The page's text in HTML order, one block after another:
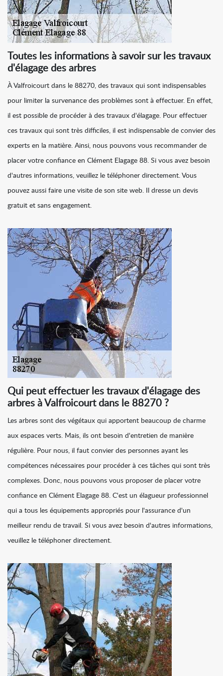
Toutes les informations à savoir sur les travaux
d'élagage des arbres
À Valfroicourt dans le 88270, des travaux qui sont indispensables
pour limiter la survenance des problèmes sont à effectuer. En effet,
il est possible de procéder à des travaux d'élagage. Pour effectuer
ces travaux qui sont très difficiles, il est indispensable de convier des
experts en la matière. Ainsi, nous pouvons vous recommander de
placer votre confiance en Clément Elagage 88. Si vous avez besoin
d'autres informations, veuillez le téléphoner directement. Vous
pouvez aussi faire une visite de son site web. Il dresse un devis
gratuit et sans engagement.
Qui peut effectuer les travaux d'élagage des
arbres à Valfroicourt dans le 88270 ?
Les arbres sont des végétaux qui apportent beaucoup de charme
aux espaces verts. Mais, ils ont besoin d'entretien de manière
régulière. Pour nous, il faut convier des personnes ayant les
compétences nécessaires pour procéder à ces tâches qui sont très
complexes. Donc, nous pouvons vous proposer de placer votre
confiance en Clément Elagage 88. C'est un élagueur professionnel
qui a tous les équipements appropriés pour l'assurance d'un
meilleur rendu de travail. Si vous avez besoin d'autres informations,
veuillez le téléphoner directement.